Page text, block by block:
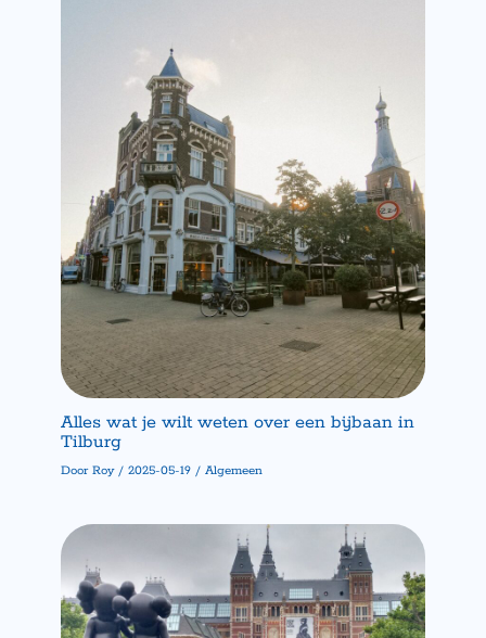
Alles wat je wilt weten over een bijbaan in
Tilburg
DoorRoy /2025-05-19 /Algemeen